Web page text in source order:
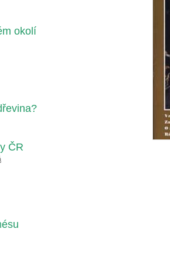
okolí
ČR